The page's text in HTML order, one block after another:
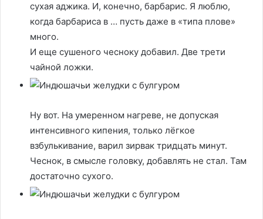
сухая аджика. И, конечно, барбарис. Я люблю,
когда барбариса в … пусть даже в «типа плове»
много.
И еще сушеного чесноку добавил. Две трети
чайной ложки.
Ну вот. На умеренном нагреве, не допуская
интенсивного кипения, только лёгкое
взбулькивание, варил зирвак тридцать минут.
Чеснок, в смысле головку, добавлять не стал. Там
достаточно сухого.